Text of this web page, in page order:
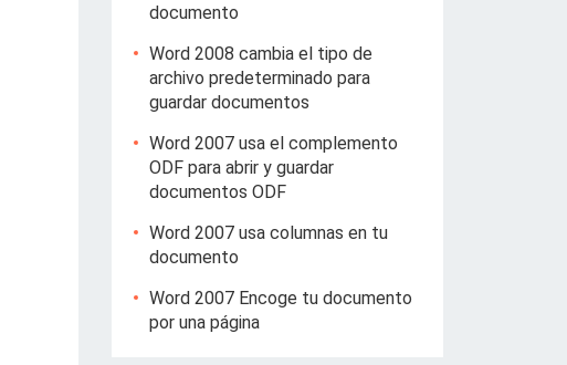
documento
Word 2008 cambia el tipo de
archivo predeterminado para
guardar documentos
Word 2007 usa el complemento
ODF para abrir y guardar
documentos ODF
Word 2007 usa columnas en tu
documento
Word 2007 Encoge tu documento
por una página